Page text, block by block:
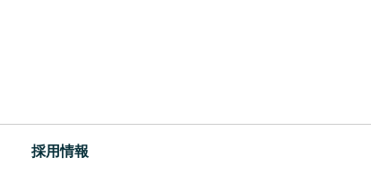
採用情報